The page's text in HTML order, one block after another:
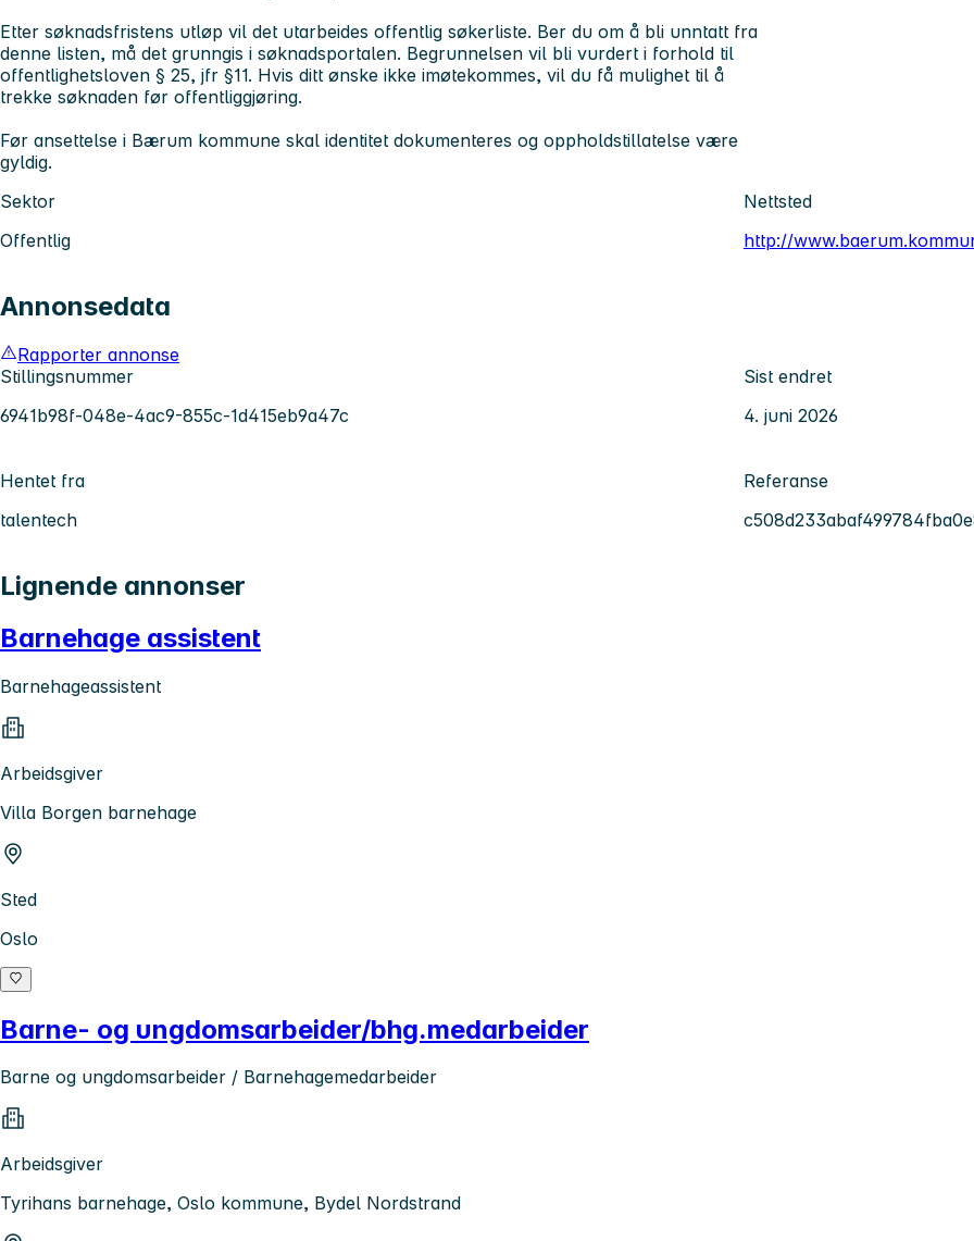
Etter søknadsfristens utløp vil det utarbeides offentlig søkerliste. Ber du om å bli unntatt fra
denne listen, må det grunngis i søknadsportalen. Begrunnelsen vil bli vurdert i forhold til
offentlighetsloven § 25, jfr §11. Hvis ditt ønske ikke imøtekommes, vil du få mulighet til å
trekke søknaden før offentliggjøring.
Før ansettelse i Bærum kommune skal identitet dokumenteres og oppholdstillatelse være
gyldig.
Sektor
Offentlig
Nettsted
http://
Annonsedata
Rapporter annonse
Stillingsnummer
6941b98f-048e-4ac9-855c-1d415eb9a47c
Sist endret
4. juni 2026
Hentet fra
talentech
Referanse
Lignende annonser
Barnehage assistent
Barnehageassistent
Arbeidsgiver
Villa Borgen barnehage
Sted
Oslo
Barne- og ungdomsarbeider/bhg.medarbeider
Barne og ungdomsarbeider / Barnehagemedarbeider
Arbeidsgiver
Tyrihans barnehage, Oslo kommune, Bydel Nordstrand